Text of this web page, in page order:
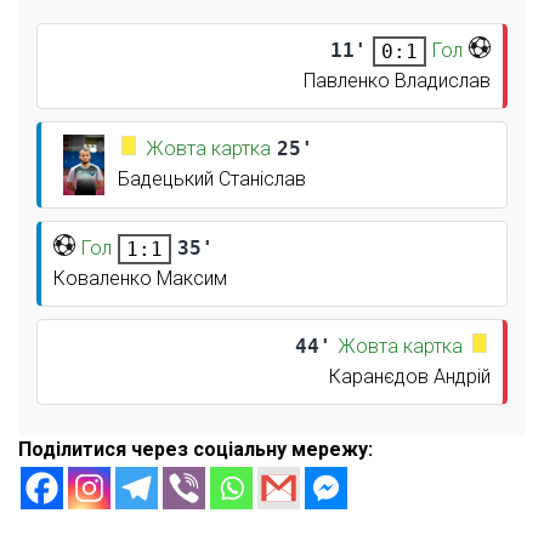
11' 0:1
Гол
Павленко Владислав
Жовта картка 25'
Бадецький Станіслав
Гол 1:1
35'
Коваленко Максим
44' Жовта картка
Каранєдов Андрій
Поділитися через соціальну мережу: